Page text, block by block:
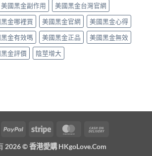
美國黑金副作用
美國黑金台灣官網
金哪裡買 美國黑金官網
美國黑金心得
金有效嗎 美國黑金正品
美國黑金無效
金評價 陰莖增大
PayPal Stripe MasterCard
2026 ©香港愛購 HKgoLove.Com